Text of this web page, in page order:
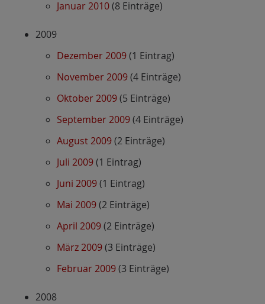
Januar 2010(8 Einträge)
2009
Dezember 2009(1 Eintrag)
November 2009(4 Einträge)
Oktober 2009(5 Einträge)
September 2009(4 Einträge)
August 2009(2 Einträge)
Juli 2009(1 Eintrag)
Juni 2009(1 Eintrag)
Mai 2009(2 Einträge)
April 2009(2 Einträge)
März 2009(3 Einträge)
Februar 2009(3 Einträge)
2008